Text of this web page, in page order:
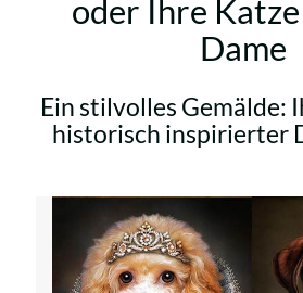
oder Ihre
Dame
Ein stilvolles Gemälde:
historisch inspirierter